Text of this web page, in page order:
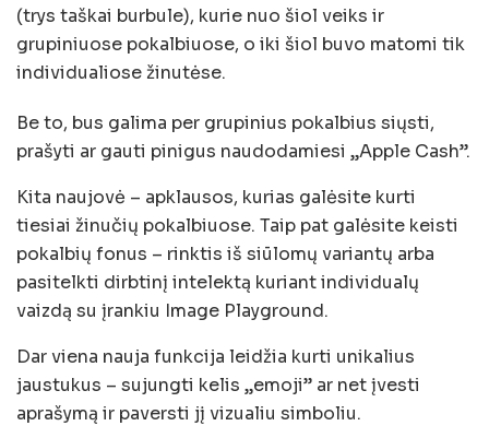
(trys taškai burbule), kurie nuo šiol veiks ir
grupiniuose pokalbiuose, o iki šiol buvo matomi tik
individualiose žinutėse.
Be to, bus galima per grupinius pokalbius siųsti,
prašyti ar gauti pinigus naudodamiesi „Apple Cash”.
Kita naujovė – apklausos, kurias galėsite kurti
tiesiai žinučių pokalbiuose. Taip pat galėsite keisti
pokalbių fonus – rinktis iš siūlomų variantų arba
pasitelkti dirbtinį intelektą kuriant individualų
vaizdą su įrankiu Image Playground.
Dar viena nauja funkcija leidžia kurti unikalius
jaustukus – sujungti kelis „emoji” ar net įvesti
aprašymą ir paversti jį vizualiu simboliu.